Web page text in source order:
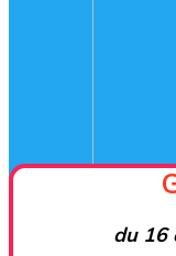
du 16